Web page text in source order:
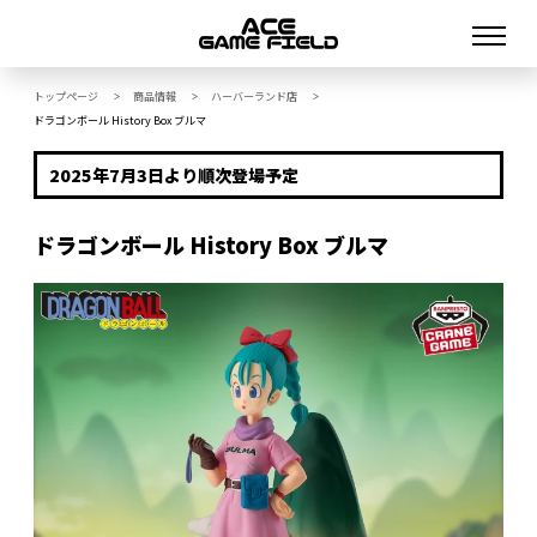
トップページ > 商品情報 > ハーバーランド店 >
ドラゴンボール History Box ブルマ
2025年7月3日より順次登場予定
ドラゴンボール History Box ブルマ